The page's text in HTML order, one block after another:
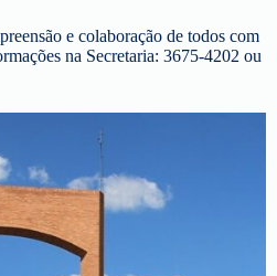
e colaboração de todos com
na Secretaria: 3675-4202 ou